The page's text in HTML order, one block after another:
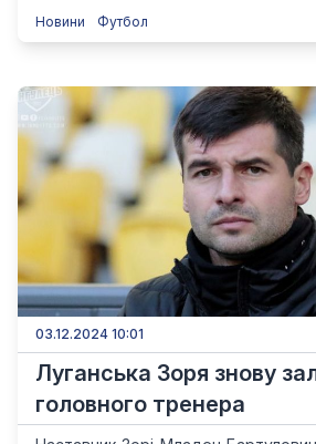
Новини Футбол
03.12.2024 10:01
Луганська Зоря знову
головного тренера